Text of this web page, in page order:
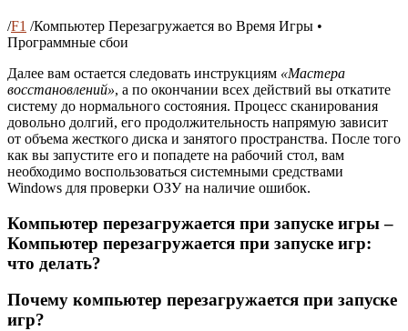
/F1 /Компьютер Перезагружается во Время Игры •
Программные сбои
Далее вам остается следовать инструкциям «Мастера
восстановлений», а по окончании всех действий вы откатите
систему до нормального состояния. Процесс сканирования
довольно долгий, его продолжительность напрямую зависит
от объема жесткого диска и занятого пространства. После того
как вы запустите его и попадете на рабочий стол, вам
необходимо воспользоваться системными средствами
Windows для проверки ОЗУ на наличие ошибок.
Компьютер перезагружается при запуске игры –
Компьютер перезагружается при запуске игр:
что делать?
Почему компьютер перезагружается при запуске
игр?